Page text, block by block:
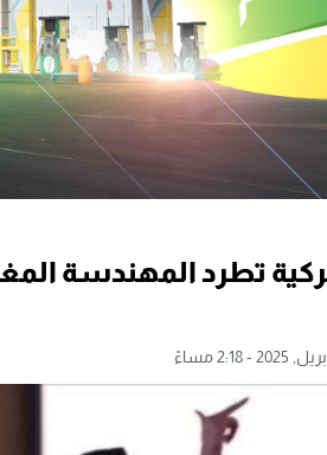
تطرد المهندسة